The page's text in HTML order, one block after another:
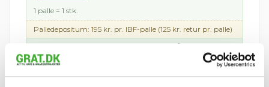
1 palle = 1 stk.
Palledepositum: 195 kr. pr. IBF-palle (125 kr. retur pr. palle)
2.537,49 kr.
tir 11. august – tor 13.
august